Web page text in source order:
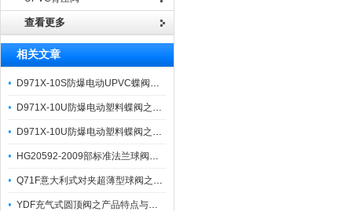
查看更多
相关文章
D971X-10S防爆电动UPVC蝶阀之产品特点与适用温度
D971X-10U防爆电动塑料蝶阀之产品特性与适用温度
D971X-10U防爆电动塑料蝶阀之产品特点及注意事项
HG20592-2009部标准法兰球阀之产品特点及应用
Q71F意大利式对夹超薄型球阀之产品主要用途及技术参数
YDF充气式圆顶阀之产品特点与应用简析